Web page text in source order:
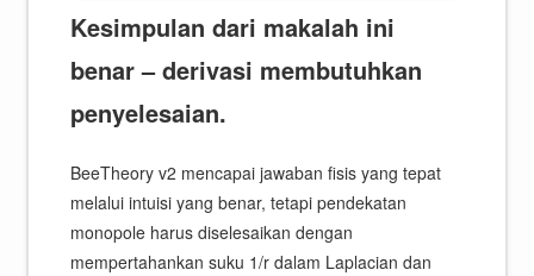
Kesimpulan dari makalah ini
benar – derivasi membutuhkan
penyelesaian.
BeeTheory v2 mencapai jawaban fisis yang tepat
melalui intuisi yang benar, tetapi pendekatan
monopole harus diselesaikan dengan
mempertahankan suku 1/r dalam Laplacian dan